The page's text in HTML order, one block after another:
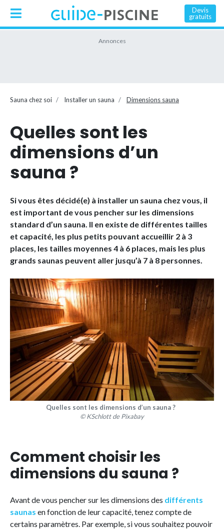
Devis
gratuits
Sauna chez soi Installer un sauna Dimensions sauna
Quelles sont les
dimensions d’un
sauna ?
Si vous êtes décidé(e) à installer un sauna chez vous, il
est important de vous pencher sur les dimensions
standard d’un sauna. Il en existe de différentes tailles
et capacité, les plus petits pouvant accueillir 2 à 3
places, les tailles moyennes 4 à 6 places, mais les plus
grands saunas peuvent aller jusqu’à 7 à 8 personnes.
Quelles sont les dimensions d’un sauna ?
© KSchlott de Pixabay
Comment choisir les
dimensions du sauna ?
Avant de vous pencher sur les dimensions des différents
saunas en fonction de leur capacité, tenez compte de
certains paramètres. Par exemple, si vous souhaitez pouvoir